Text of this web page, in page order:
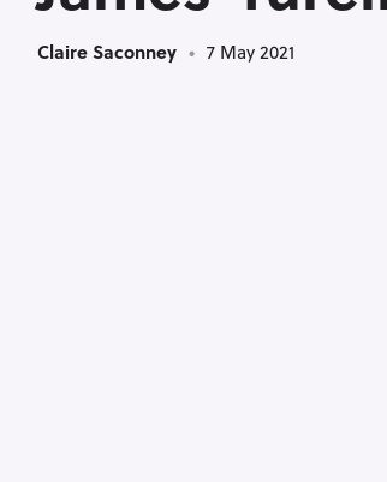
Claire Saconney 7 May 2021